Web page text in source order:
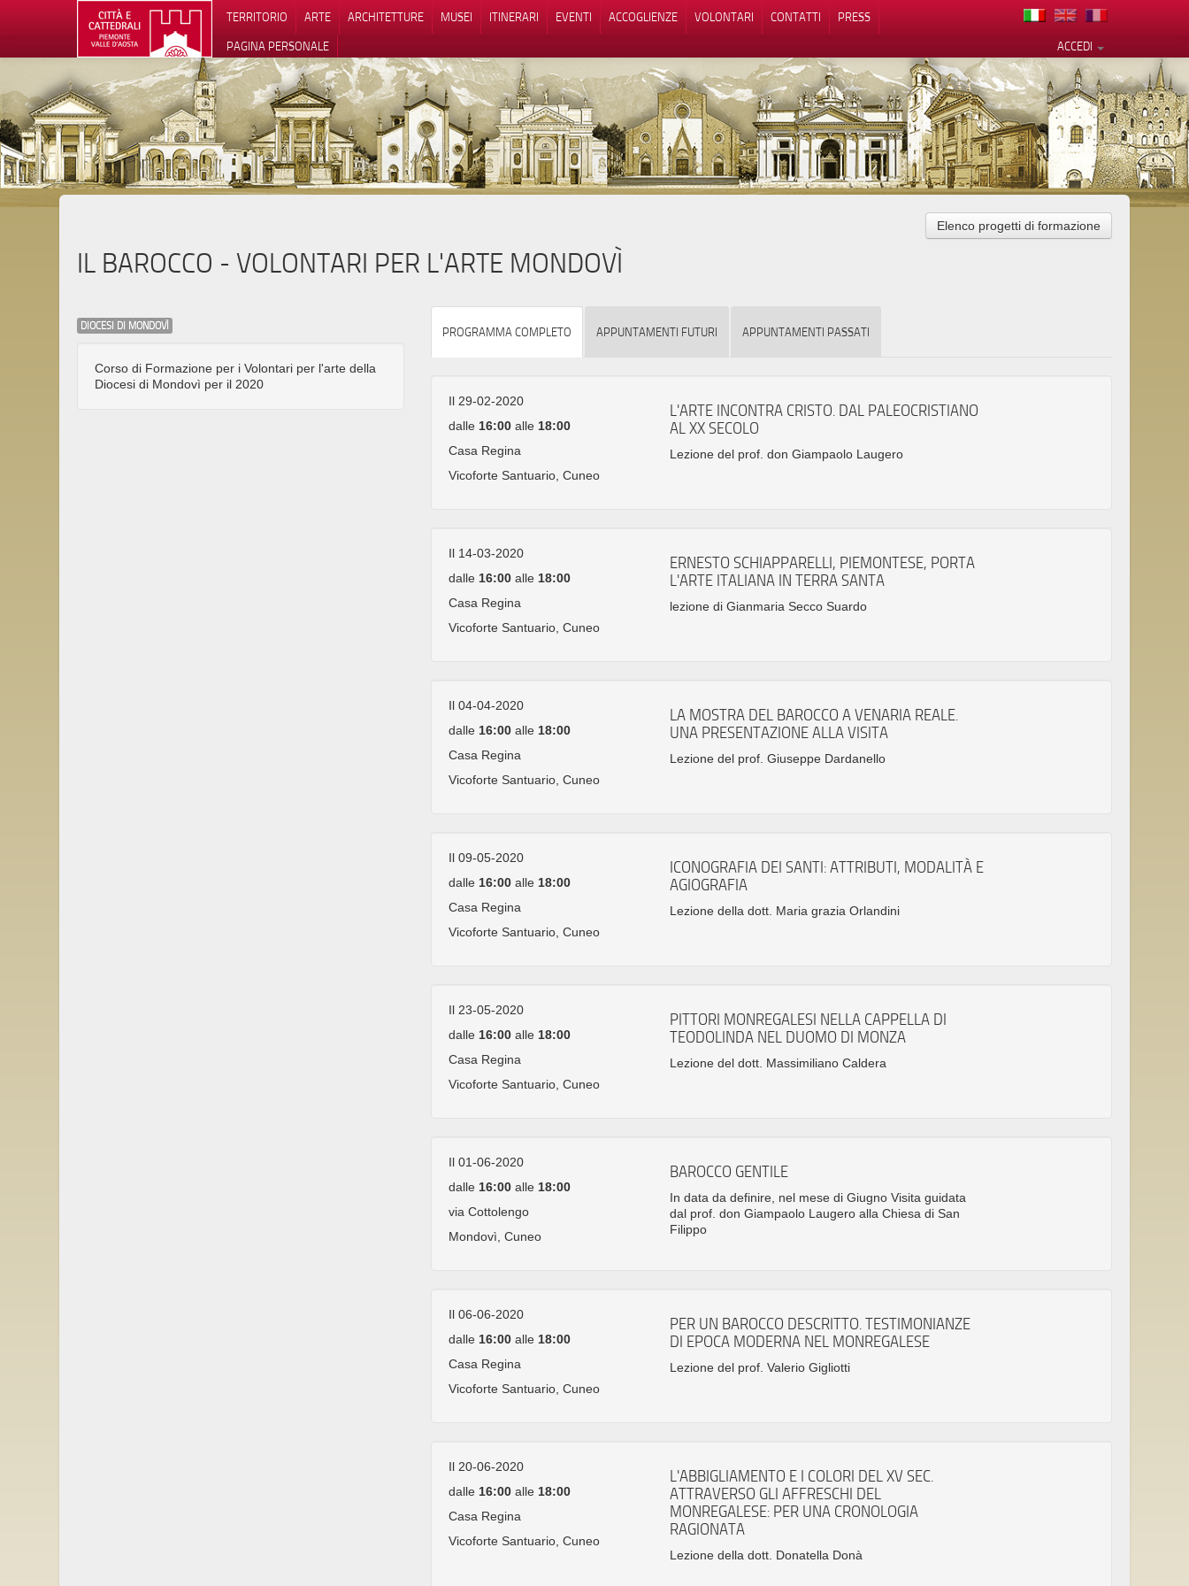
TERRITORIO ARTE ARCHITETTURE MUSEI ITINERARI EVENTI ACCOGLIENZE VOLONTARI CONTATTI
PRESS
ACCEDI
PAGINA PERSONALE
Elenco progetti di formazione
IL BAROCCO - VOLONTARI PER L'ARTE MONDOVÌ
DIOCESI DI MONDOVÌ
Corso di Formazione per i Volontari per l'arte della
Diocesi di Mondovì per il 2020
PROGRAMMA COMPLETO APPUNTAMENTI FUTURI APPUNTAMENTI PASSATI
Il 29-02-2020
dalle 16:00alle 18:00
Casa Regina
Vicoforte Santuario, Cuneo
L'ARTE INCONTRA CRISTO. DAL PALEOCRISTIANO
AL XX SECOLO
Lezione del prof. don Giampaolo Laugero
Il 14-03-2020
dalle 16:00alle 18:00
Casa Regina
Vicoforte Santuario, Cuneo
ERNESTO SCHIAPPARELLI, PIEMONTESE, PORTA
L'ARTE ITALIANA IN TERRA SANTA
lezione di Gianmaria Secco Suardo
Il 04-04-2020
dalle 16:00alle 18:00
Casa Regina
Vicoforte Santuario, Cuneo
LA MOSTRA DEL BAROCCO A VENARIA REALE.
UNA PRESENTAZIONE ALLA VISITA
Lezione del prof. Giuseppe Dardanello
Il 09-05-2020
dalle 16:00alle 18:00
Casa Regina
Vicoforte Santuario, Cuneo
ICONOGRAFIA DEI SANTI: ATTRIBUTI, MODALITÀ E
AGIOGRAFIA
Lezione della dott. Maria grazia Orlandini
Il 23-05-2020
dalle 16:00alle 18:00
Casa Regina
Vicoforte Santuario, Cuneo
PITTORI MONREGALESI NELLA CAPPELLA DI
TEODOLINDA NEL DUOMO DI MONZA
Lezione del dott. Massimiliano Caldera
Il 01-06-2020
dalle 16:00alle 18:00
via Cottolengo
Mondovì, Cuneo
BAROCCO GENTILE
In data da definire, nel mese di Giugno Visita guidata
dal prof. don Giampaolo Laugero alla Chiesa di San
Filippo
Il 06-06-2020
dalle 16:00alle 18:00
Casa Regina
Vicoforte Santuario, Cuneo
PER UN BAROCCO DESCRITTO. TESTIMONIANZE
DI EPOCA MODERNA NEL MONREGALESE
Lezione del prof. Valerio Gigliotti
Il 20-06-2020
dalle 16:00alle 18:00
Casa Regina
Vicoforte Santuario, Cuneo
L'ABBIGLIAMENTO E I COLORI DEL XV SEC.
ATTRAVERSO GLI AFFRESCHI DEL
MONREGALESE: PER UNA CRONOLOGIA
RAGIONATA
Lezione della dott. Donatella Donà